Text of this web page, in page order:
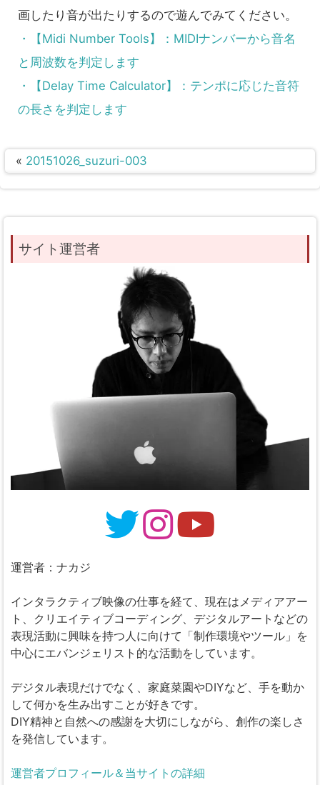
画したり音が出たりするので遊んでみてください。
・【Midi Number Tools】：MIDIナンバーから音名
と周波数を判定します
・【Delay Time Calculator】：テンポに応じた音符
の長さを判定します
« 20151026_suzuri-003
サイト運営者
運営者：ナカジ
インタラクティブ映像の仕事を経て、現在はメディアアー
ト、クリエイティブコーディング、デジタルアートなどの
表現活動に興味を持つ人に向けて「制作環境やツール」を
中心にエバンジェリスト的な活動をしています。
デジタル表現だけでなく、家庭菜園やDIYなど、手を動か
して何かを生み出すことが好きです。
DIY精神と自然への感謝を大切にしながら、創作の楽しさ
を発信しています。
運営者プロフィール＆当サイトの詳細